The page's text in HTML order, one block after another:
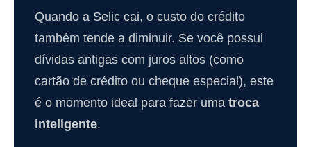
Quando a Selic cai, o custo do crédito
também tende a diminuir. Se você possui
dívidas antigas com juros altos (como
cartão de crédito ou cheque especial), este
é o momento ideal para fazer uma troca
inteligente.